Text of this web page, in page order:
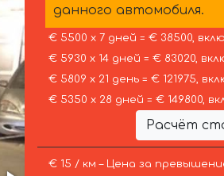
данного автомобиля.
€ 5500 х 7 дней = € 38500,
€ 5930 х 14 дней = € 83020,
€ 5809 х 21 день = € 121975,
€ 5350 х 28 дней = € 149800,
Расчёт
€ 15 / км – Цена за